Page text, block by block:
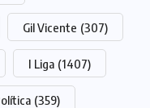
Gil Vicente (307)
I Liga (1407)
(359)